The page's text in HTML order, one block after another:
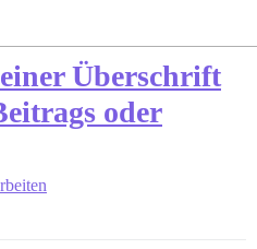
Überschrift
oder